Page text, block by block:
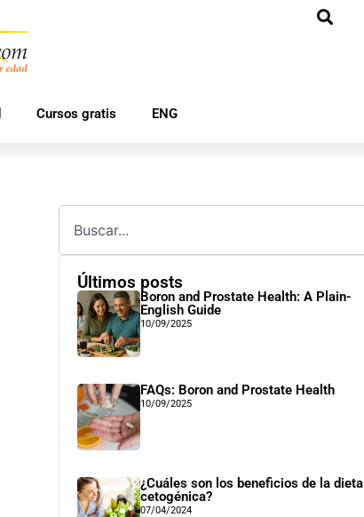
Cursos gratis ENG
Últimos posts
Boron and Prostate Health: A Plain-
English Guide
10/09/2025
FAQs: Boron and Prostate Health
10/09/2025
¿Cuáles son los beneficios de la dieta
cetogénica?
07/04/2024